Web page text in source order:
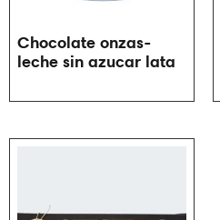
Chocolate onzas-
leche sin azucar lata